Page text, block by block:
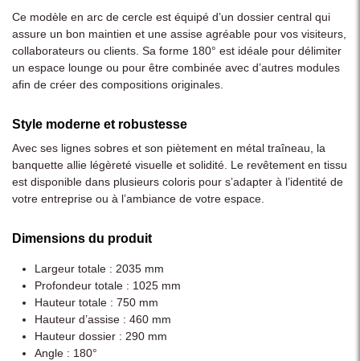
Ce modèle en arc de cercle est équipé d’un dossier central qui
assure un bon maintien et une assise agréable pour vos visiteurs,
collaborateurs ou clients. Sa forme 180° est idéale pour délimiter
un espace lounge ou pour être combinée avec d’autres modules
afin de créer des compositions originales.
Style moderne et robustesse
Avec ses lignes sobres et son piètement en métal traîneau, la
banquette allie légèreté visuelle et solidité. Le revêtement en tissu
est disponible dans plusieurs coloris pour s’adapter à l’identité de
votre entreprise ou à l’ambiance de votre espace.
Dimensions du produit
Largeur totale : 2035 mm
Profondeur totale : 1025 mm
Hauteur totale : 750 mm
Hauteur d’assise : 460 mm
Hauteur dossier : 290 mm
Angle : 180°